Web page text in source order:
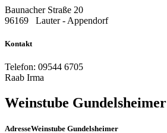
Baunacher Straße 20
96169
Lauter - Appendorf
Kontakt
Telefon: 09544 6705
Raab Irma
Weinstube Gundelsheimer
AdresseWeinstube Gundelsheimer